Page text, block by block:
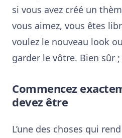
si vous avez créé un
vous aimez, vous êtes
voulez le nouveau look
garder le vôtre. Bien sûr ;
Commencez
devez être
L’une des choses qui